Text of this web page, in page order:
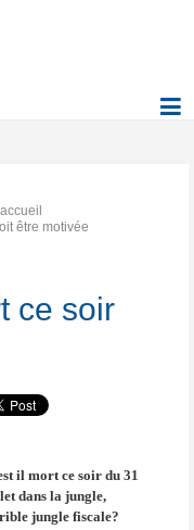
être motivée
ce soir
il mort ce soir du 31
dans la jungle,
jungle fiscale?